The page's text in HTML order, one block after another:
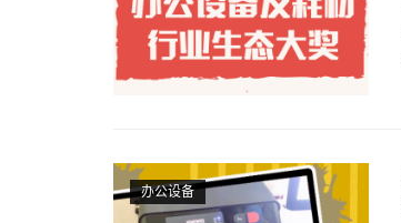
办公设备